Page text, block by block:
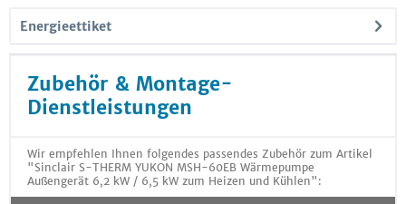
Energieettiket
Zubehör & Montage-
Dienstleistungen
Wir empfehlen Ihnen folgendes passendes Zubehör zum Artikel
"Sinclair S-THERM YUKON MSH-60EB Wärmepumpe
Außengerät 6,2 kW / 6,5 kW zum Heizen und Kühlen":